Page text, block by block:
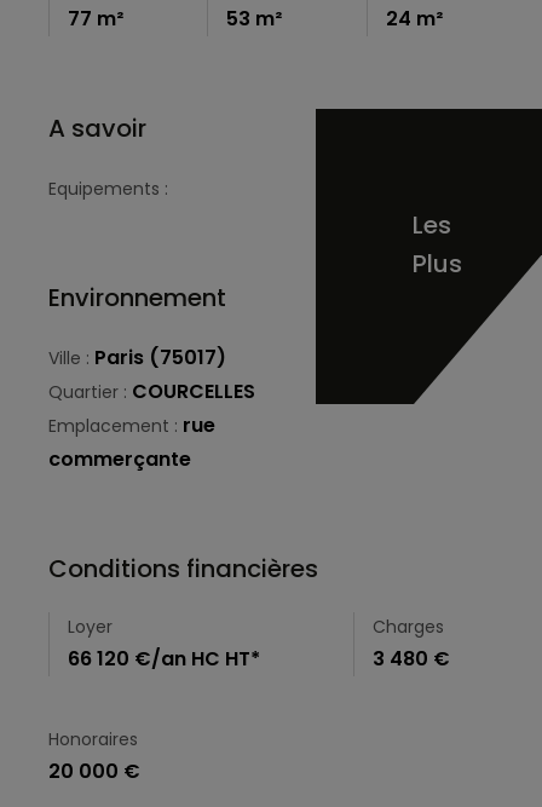
77 m² 53 m² 24 m²
Les
Plus
A savoir
Equipements :
Environnement
Ville : Paris (75017)
Quartier : COURCELLES
Emplacement : rue
commerçante
Conditions financières
Loyer
66 120 €/an HC HT*
Charges
3 480 €
Honoraires
20 000 €